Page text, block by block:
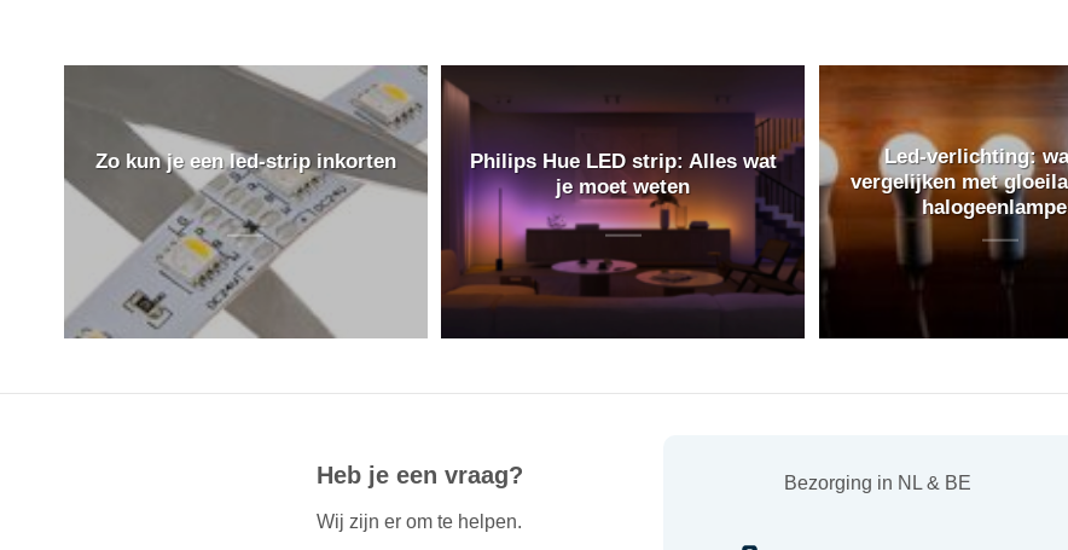
Zo kun je een led-strip inkorten
Philips Hue LED strip: Alles wat
je moet weten
Led-verlichting:
vergelijken met
Heb je een vraag?
Wij zijn er om te helpen.
Bezorging in NL & BE